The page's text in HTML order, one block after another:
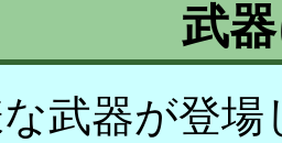
武
武器が登